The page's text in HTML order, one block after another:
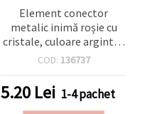
Element conector
metalic inimă roșie cu
cristale, culoare argintie,
20x16x4 mm, orificiu 1,5
COD: 136737
5.20 Lei 1-4 pachet